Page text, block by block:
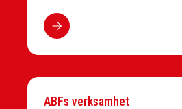
ABFs verksamhet